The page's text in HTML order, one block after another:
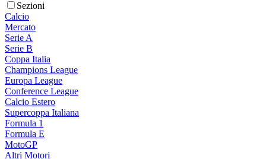
Sezioni
Calcio
Mercato
Serie A
Serie B
Coppa Italia
Champions League
Europa League
Conference League
Calcio Estero
Supercoppa Italiana
Formula 1
Formula E
MotoGP
Altri Motori